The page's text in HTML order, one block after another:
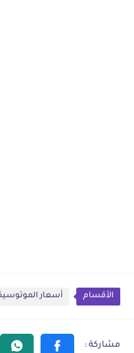
الأقسام أسعار